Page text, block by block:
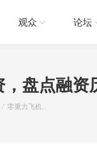
观众 论坛
盘点融资
零重力飞机…
论坛 资讯